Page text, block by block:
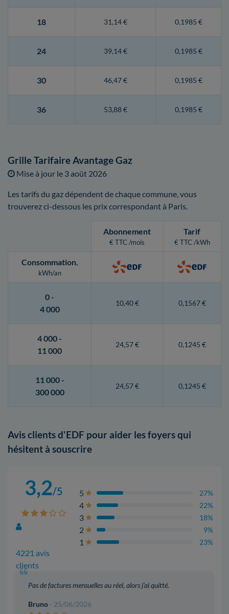
18 31,14 € 0,1985 €
24 39,14 € 0,1985 €
30 46,47 € 0,1985 €
36 53,88 € 0,1985 €
Grille Tarifaire Avantage Gaz
Mise à jour le 3 août 2026
Les tarifs du gaz dépendent de chaque commune, vous
trouverez ci-dessous les prix correspondant à Paris.
Abonnement
€ TTC /mois
Tarif
€ TTC /kWh
Consommation.
kWh/an
0 -
4 000
10,40 € 0,1567 €
4 000 -
11 000
24,57 € 0,1245 €
11 000 -
300 000
24,57 € 0,1245 €
Avis clients d'EDF pour aider les foyers qui
hésitent à souscrire
3,2/5
4221 avis
clients
5 27%
4 22%
3 18%
2 9%
1 23%
Pas de factures mensuelles au réel, alors j'ai quitté.
Bruno - 25/06/2026